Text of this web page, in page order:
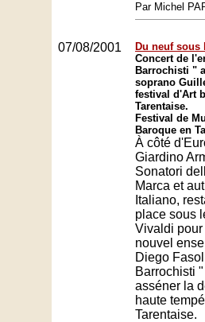
Par Michel
07/08/2001
Du neuf sous
Concert de
Barrochisti "
soprano
festival d'Art
Tarentaise.
Festival de
Baroque en
À côté
Giardino
Sonatori
Marca et
Italiano,
place sous
Vivaldi
nouvel
Diego
Barrochisti
asséner la
haute
Tarentaise.